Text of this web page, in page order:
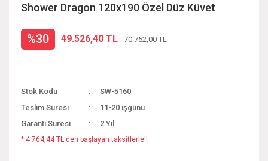
Shower Dragon 120x190 Özel Düz Küvet
%30 49.526,40 TL 70.752,00 TL
Stok Kodu
SW-5160
Teslim Süresi
11-20 işgünü
Garanti Süresi
2 Yıl
* 4.764,44 TL den başlayan taksitlerle!!